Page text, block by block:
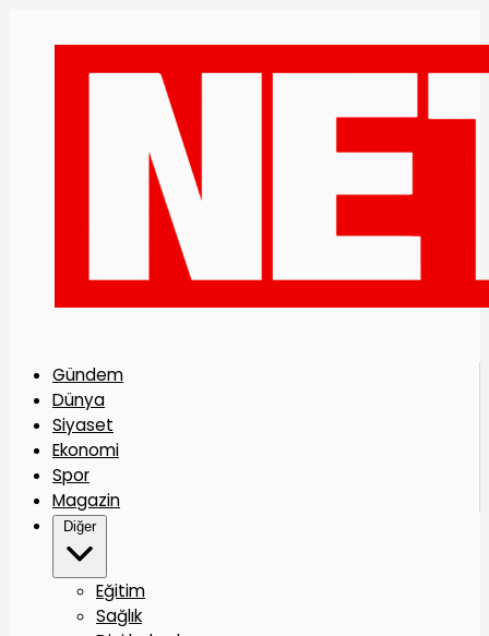
Gündem
Dünya
Siyaset
Ekonomi
Spor
Magazin
Diğer
Eğitim
Sağlık